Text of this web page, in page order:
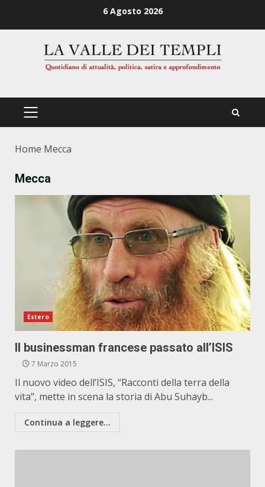
6 Agosto 2026
PRIMÄRES
Home Mecca
Mecca
Estero
Il businessman francese passato all’ISIS
7 Marzo 2015
Il nuovo video dell’ISIS, “Racconti della terra della
vita”, mette in scena la storia di Abu Suhayb...
Continua a leggere...